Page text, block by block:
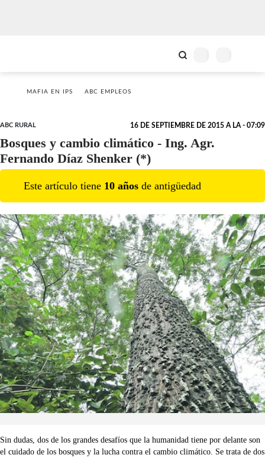
MAFIA EN IPS ABC EMPLEOS
ABC RURAL 16 DE SEPTIEMBRE DE 2015 A LA - 07:09
Bosques y cambio climático - Ing. Agr.
Fernando Díaz Shenker (*)
Este artículo tiene 10 años de antigüedad
Sin dudas, dos de los grandes desafíos que la humanidad tiene por delante son
el cuidado de los bosques y la lucha contra el cambio climático. Se trata de dos